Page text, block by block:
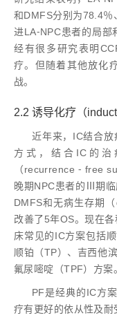
和DMFS分别为78.4
进LA⁃NPC患者的局
经有很多研究表明
疗。但随着其他放化
战。
2.2 诱导化疗（
近年来，IC结合
方式，结合IC的治
（recurrence ⁃ free
晚期NPC患者的Ⅲ期
DMFS和无病生存期
改善了5年OS。现在
床常见的IC方案包括
顺铂（TP）、吉西他
氟尿嘧啶（TPF）方案
PF是经典的IC方
疗有更好的依从性及